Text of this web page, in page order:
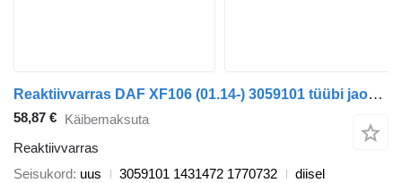
Reaktiivvarras DAF XF106 (01.14-) 3059101 tüübi jaoks sadulveoki DAF XF106 (2014-)
58,87 € Käibemaksuta
Reaktiivvarras
Seisukord
uus 3059101 1431472 1770732
diisel